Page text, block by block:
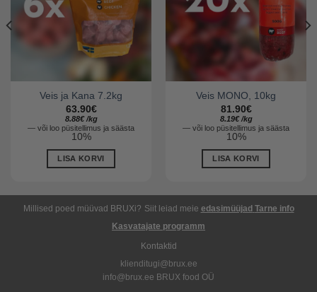
Veis ja Kana 7.2kg
63.90€
8.88€ /kg
— või loo püsitellimus ja säästa
10%
LISA KORVI
Veis MONO, 10kg
81.90€
8.19€ /kg
— või loo püsitellimus ja säästa
10%
LISA KORVI
Millised poed müüvad BRUXi? Siit leiad meie edasimüüjad Tarne info
Kasvatajate programm
Kontaktid
klienditugi@brux.ee
info@brux.ee BRUX food OÜ